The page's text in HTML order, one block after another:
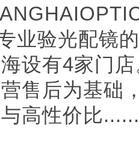
业验光配镜
设有4家门
售后为基础
高性价比......